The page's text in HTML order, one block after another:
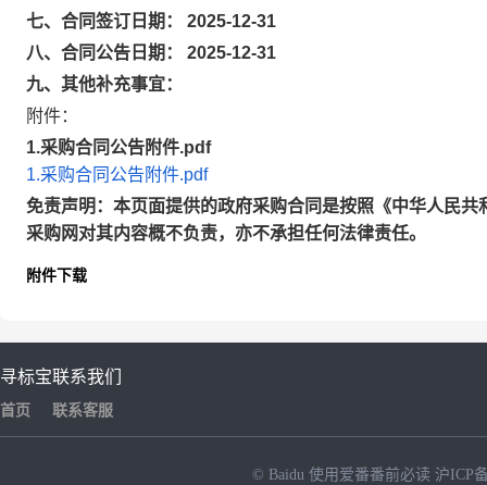
七、合同签订日期： 2025-12-31
八、合同公告日期： 2025-12-31
九、其他补充事宜：
附件：
1.采购合同公告附件.pdf
1.采购合同公告附件.pdf
免责声明：本页面提供的政府采购合同是按照《中华人民
采购网对其内容概不负责，亦不承担任何法律责任。
附件下载
寻标宝
首页
联系我们
联系客服
© Baidu 使用爱番番前必读 沪ICP